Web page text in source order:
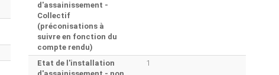
d'assainissement -
Collectif
(préconisations à
suivre en fonction du
compte rendu)
Etat de l'installation
1